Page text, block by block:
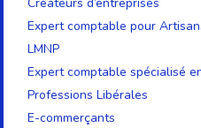
Expert comptable pour
LMNP
Expert comptable spécialisé
Professions Libérales
E-commerçants